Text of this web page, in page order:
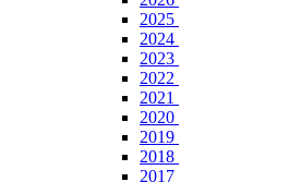
2025
2024
2023
2022
2021
2020
2019
2018
2017